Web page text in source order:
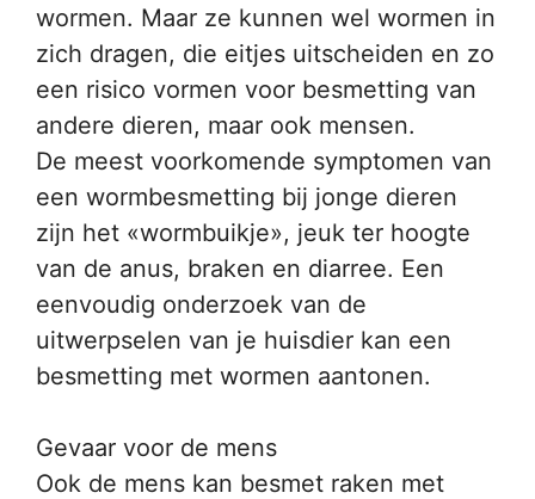
wormen. Maar ze kunnen wel wormen in
zich dragen, die eitjes uitscheiden en zo
een risico vormen voor besmetting van
andere dieren, maar ook mensen.
De meest voorkomende symptomen van
een wormbesmetting bij jonge dieren
zijn het «wormbuikje», jeuk ter hoogte
van de anus, braken en diarree. Een
eenvoudig onderzoek van de
uitwerpselen van je huisdier kan een
besmetting met wormen aantonen.
Gevaar voor de mens
Ook de mens kan besmet raken met